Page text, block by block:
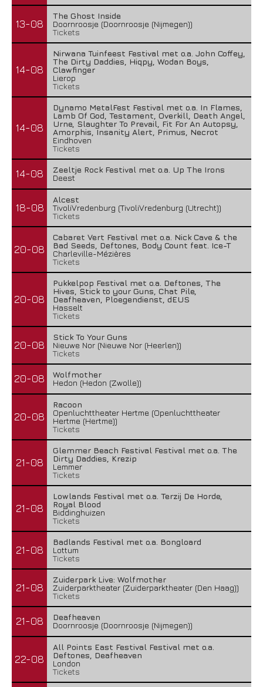
13-08
The Ghost Inside
Doornroosje (Doornroosje (Nijmegen))
Tickets
14-08
Nirwana Tuinfeest Festival met o.a. John Coffey,
The Dirty Daddies, Hiqpy, Wodan Boys,
Clawfinger
Lierop
Tickets
14-08
Dynamo MetalFest Festival met o.a. In Flames,
Lamb Of God, Testament, Overkill, Death Angel,
Urne, Slaughter To Prevail, Fit For An Autopsy,
Amorphis, Insanity Alert, Primus, Necrot
Eindhoven
Tickets
14-08
Zeeltje Rock Festival met o.a. Up The Irons
Deest
18-08
Alcest
TivoliVredenburg (TivoliVredenburg (Utrecht))
Tickets
20-08
Cabaret Vert Festival met o.a. Nick Cave & the
Bad Seeds, Deftones, Body Count feat. Ice-T
Charleville-Mézières
Tickets
20-08
Pukkelpop Festival met o.a. Deftones, The
Hives, Stick to your Guns, Chat Pile,
Deafheaven, Ploegendienst, dEUS
Hasselt
Tickets
20-08
Stick To Your Guns
Nieuwe Nor (Nieuwe Nor (Heerlen))
Tickets
20-08
Wolfmother
Hedon (Hedon (Zwolle))
20-08
Racoon
Openluchttheater Hertme (Openluchttheater
Hertme (Hertme))
Tickets
21-08
Glemmer Beach Festival Festival met o.a. The
Dirty Daddies, Krezip
Lemmer
Tickets
21-08
Lowlands Festival met o.a. Terzij De Horde,
Royal Blood
Biddinghuizen
Tickets
21-08
Badlands Festival met o.a. Bongloard
Lottum
Tickets
21-08
Zuiderpark Live: Wolfmother
Zuiderparktheater (Zuiderparktheater (Den Haag))
Tickets
21-08
Deafheaven
Doornroosje (Doornroosje (Nijmegen))
22-08
All Points East Festival Festival met o.a.
Deftones, Deafheaven
London
Tickets